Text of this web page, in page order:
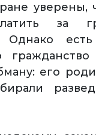
уверены,
за
Однако
его